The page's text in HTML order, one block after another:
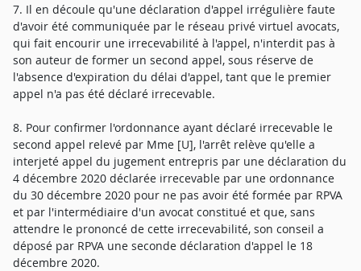
7. Il en découle qu'une déclaration d'appel irrégulière faute
d'avoir été communiquée par le réseau privé virtuel avocats,
qui fait encourir une irrecevabilité à l'appel, n'interdit pas à
son auteur de former un second appel, sous réserve de
l'absence d'expiration du délai d'appel, tant que le premier
appel n'a pas été déclaré irrecevable.
8. Pour confirmer l'ordonnance ayant déclaré irrecevable le
second appel relevé par Mme [U], l'arrêt relève qu'elle a
interjeté appel du jugement entrepris par une déclaration du
4 décembre 2020 déclarée irrecevable par une ordonnance
du 30 décembre 2020 pour ne pas avoir été formée par RPVA
et par l'intermédiaire d'un avocat constitué et que, sans
attendre le prononcé de cette irrecevabilité, son conseil a
déposé par RPVA une seconde déclaration d'appel le 18
décembre 2020.